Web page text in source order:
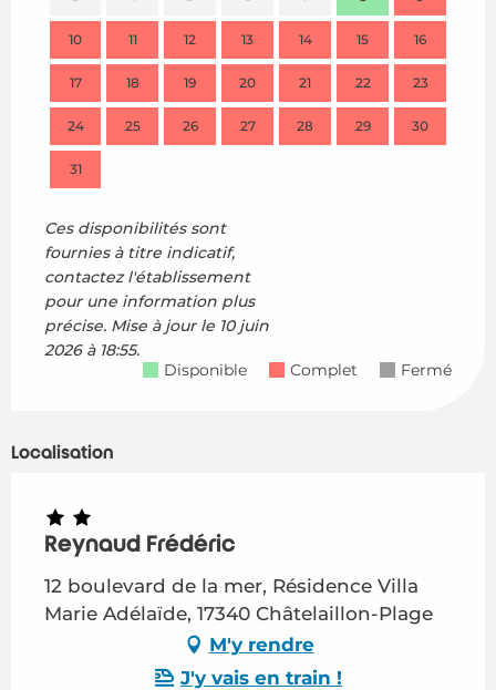
10 11 12 13 14 15 16
17 18 19 20 21 22 23
24 25 26 27 28 29 30
31
Ces disponibilités sont
fournies à titre indicatif,
contactez l'établissement
pour une information plus
précise. Mise à jour le 10 juin
2026 à 18:55.
Disponible
Complet Fermé
Localisation
Reynaud Frédéric
12 boulevard de la mer, Résidence Villa
Marie Adélaïde, 17340 Châtelaillon-Plage
M'y rendre
J'y vais en train !